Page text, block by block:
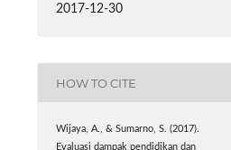
2017-12-30
HOW TO CITE
Wijaya, A., & Sumarno, S. (2017).
Evaluasi dampak pendidikan dan